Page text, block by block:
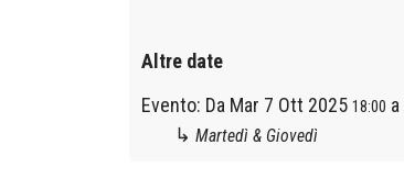
Altre date
Evento: Da Mar 7 Ott 2025 18:00 a
↳Martedì & Giovedì